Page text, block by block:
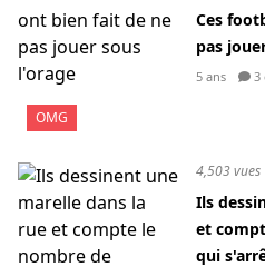
OMG
Ces
pas
5 ans 3
4,503 vues
Ils
et
qui